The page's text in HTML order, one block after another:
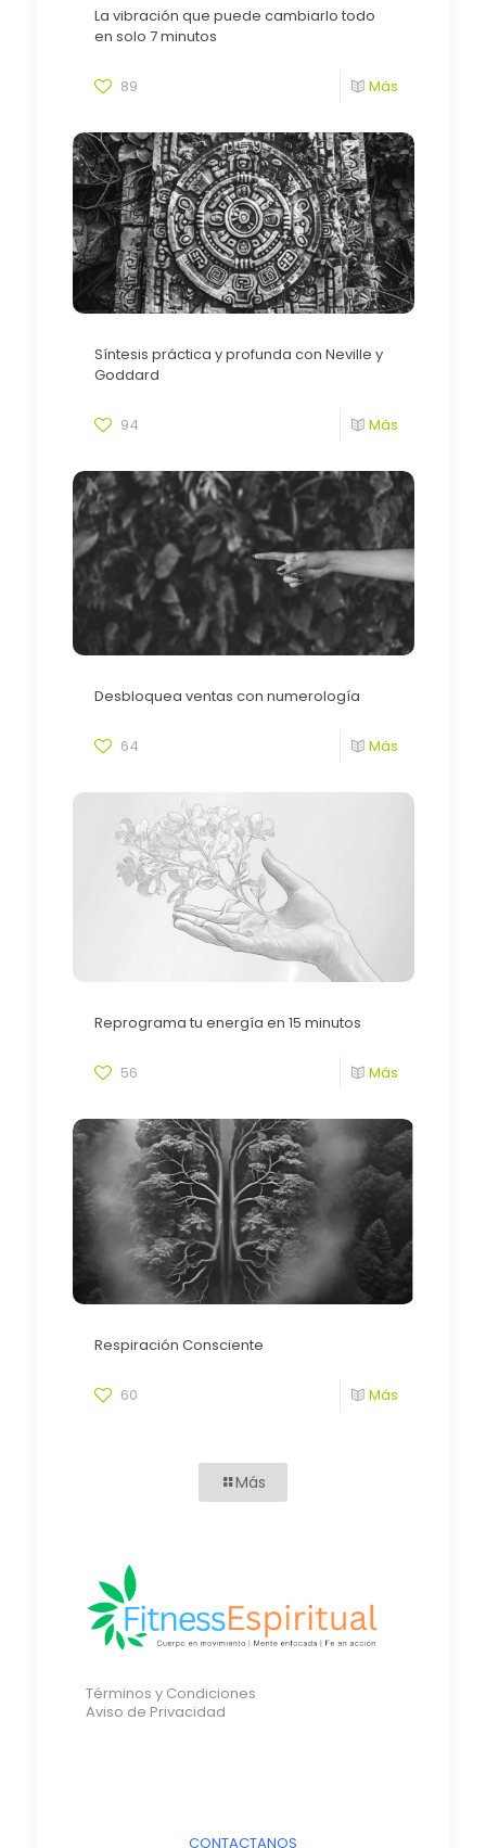
La vibración que puede cambiarlo todo
en solo 7 minutos
89 Más
Síntesis práctica y profunda con Neville y
Goddard
94 Más
Desbloquea ventas con numerología
64 Más
Reprograma tu energía en 15 minutos
56 Más
Respiración Consciente
60 Más
Más
Términos y Condiciones
Aviso de Privacidad
CONTACTANOS